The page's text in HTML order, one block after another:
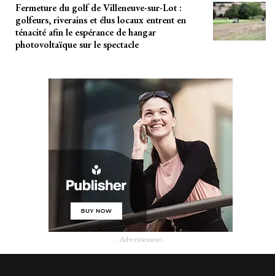
Fermeture du golf de Villeneuve-sur-Lot :
golfeurs, riverains et élus locaux entrent en
ténacité afin le espérance de hangar
photovoltaïque sur le spectacle
- Advertisement -